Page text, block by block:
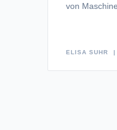
von
ELISA SUHR